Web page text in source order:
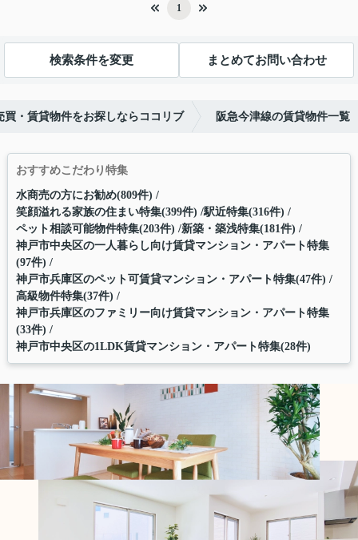
1
検索条件を変更 まとめてお問い合わせ
買・賃貸物件をお探しならココリブ 阪急今津線の賃貸物件一覧
おすすめこだわり特集
水商売の方にお勧め(809件)
笑顔溢れる家族の住まい特集(399件) 駅近特集(316件)
ペット相談可能物件特集(203件) 新築・築浅特集(181件)
神戸市中央区の一人暮らし向け賃貸マンション・アパート特集
(97件)
神戸市兵庫区のペット可賃貸マンション・アパート特集(47件)
高級物件特集(37件)
神戸市兵庫区のファミリー向け賃貸マンション・アパート特集
(33件)
神戸市中央区の1LDK賃貸マンション・アパート特集(28件)